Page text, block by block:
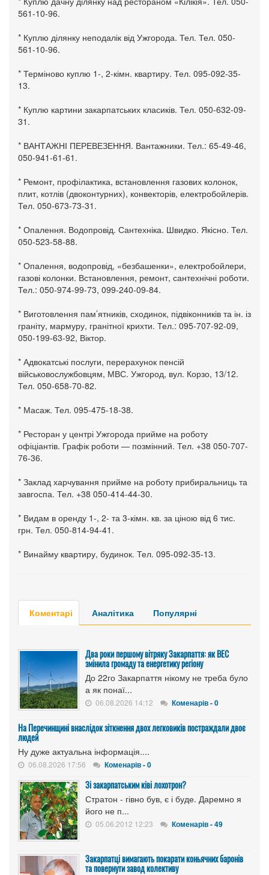
561-10-96.
* Куплю ділянку неподалік від Ужгорода. Тел. Тел. 050-
561-10-96.
* Терміново куплю 1-, 2-кімн. квартиру. Тел. 095-092-35-
13.
* Куплю картини закарпатських класиків. Тел. 050-632-09-
31.
* ВАНТАЖНІ ПЕРЕВЕЗЕННЯ. Вантажники. Тел.: 65-49-46,
050-941-61-61.
* Ремонт, профілактика, встановлення газових колонок,
плит, котлів (двоконтурних), конвекторів, електробойлерів.
Тел. 050-673-73-31.
* Опалення. Водопровід. Сантехніка. Швидко. Якісно. Тел.
050-523-58-88.
* Опалення, водопровід, «безбашенки», електробойлери,
газові колонки. Встановлення, ремонт, сантехнічні роботи.
Тел.: 050-974-99-73, 099-240-09-84.
* Виготовлення пам’ятників, сходинок, підвіконників та ін. із
граніту, мармуру, гранітної крихти. Тел.: 095-707-92-09,
050-199-63-92, Віктор.
* Адвокатські послуги, перерахунок пенсій
військовослужбовцям, МВС. Ужгород, вул. Корзо, 13/12.
Тел. 050-658-70-82.
* Масаж. Тел. 095-475-18-38.
* Ресторан у центрі Ужгорода прийме на роботу
офіціантів. Графік роботи — позмінний. Тел. +38 050-707-
76-36.
* Заклад харчування прийме на роботу прибиральниць та
завгоспа. Тел. +38 050-414-44-30.
* Видам в оренду 1-, 2- та 3-кімн. кв. за ціною від 6 тис.
грн. Тел. 050-814-94-41.
* Винайму квартиру, будинок. Тел. 095-092-35-13.
Коментарі Аналітика Популярні
Два роки першому вітряку Закарпаття: як ВЕС
змінила громаду та енергетику регіону
До 22го Закарпаття нікому не треба було
а як понаї...
06.08.2026 14:12 Коменарів - 0
На Перечинщині внаслідок зіткнення двох легковиків постраждали двоє
людей
Ну дуже актуальна інформація....
06.08.2026 17:56 Коменарів - 0
Зі закарпатським ківі лохотрон?
Стратон - гівно був, є і буде. Даремно я
його не п...
05.06.2012 12:23 Коменарів - 49
Закарпатці вимагають покарати коньячних баронів
та повернути завод колективу